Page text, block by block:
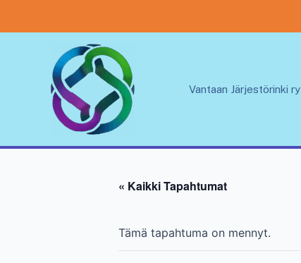
Vantaan Järjestörinki ry
« Kaikki Tapahtumat
Tämä tapahtuma on mennyt.